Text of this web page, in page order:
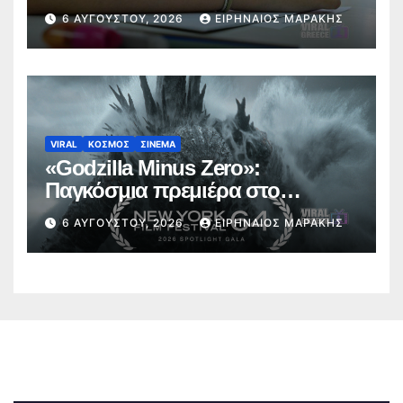
έτος 2026-2027
6 ΑΥΓΟΎΣΤΟΥ, 2026 ΕΙΡΗΝΑΊΟΣ ΜΑΡΆΚΗΣ
VIRAL ΚΟΣΜΟΣ ΣΙΝΕΜΑ
«Godzilla Minus Zero»:
Παγκόσμια πρεμιέρα στο
Φεστιβάλ Κινηματογράφου της
Νέας Υόρκης (trailer)
6 ΑΥΓΟΎΣΤΟΥ, 2026 ΕΙΡΗΝΑΊΟΣ ΜΑΡΆΚΗΣ